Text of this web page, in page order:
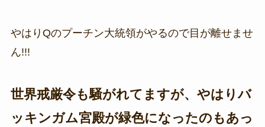
やはりQのプーチン大統領がやるので目が離せませ
ん!!!
世界戒厳令も騒がれてますが、やはりバ
ッキンガム宮殿が緑色になったのもあっ